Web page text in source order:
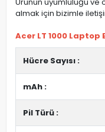
almak için bizimle
Acer LT 1000
Hücre Sayısı :
mAh :
Pil Türü :